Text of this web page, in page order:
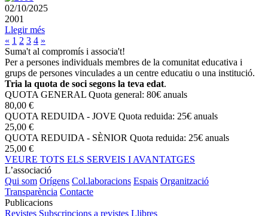
02/10/2025
2001
Llegir més
« 1 2 3 4 »
Suma't al compromís i associa't!
Per a persones individuals membres de la comunitat educativa i
grups de persones vinculades a un centre educatiu o una institució.
Tria la quota de soci segons la teva edat.
QUOTA GENERAL Quota general: 80€ anuals
80,00 €
QUOTA REDUIDA - JOVE Quota reduida: 25€ anuals
25,00 €
QUOTA REDUIDA - SÈNIOR Quota reduida: 25€ anuals
25,00 €
VEURE TOTS ELS SERVEIS I AVANTATGES
L’associació
Qui som Orígens Col.laboracions Espais Organització
Transparència Contacte
Publicacions
Revistes Subscripcions a revistes Llibres